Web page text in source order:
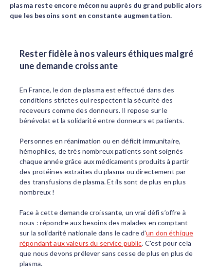
plasma reste encore méconnu auprès du grand public alors
que les besoins sont en constante augmentation.
Rester fidèle à nos valeurs éthiques malgré
une demande croissante
En France, le don de plasma est effectué dans des
conditions strictes qui respectent la sécurité des
receveurs comme des donneurs. Il repose sur le
bénévolat et la solidarité entre donneurs et patients.
Personnes en réanimation ou en déficit immunitaire,
hémophiles, de très nombreux patients sont soignés
chaque année grâce aux médicaments produits à partir
des protéines extraites du plasma ou directement par
des transfusions de plasma. Et ils sont de plus en plus
nombreux !
Face à cette demande croissante, un vrai défi s’offre à
nous : répondre aux besoins des malades en comptant
sur la solidarité nationale dans le cadre d'un don éthique
répondant aux valeurs du service public. C'est pour cela
que nous devons prélever sans cesse de plus en plus de
plasma.